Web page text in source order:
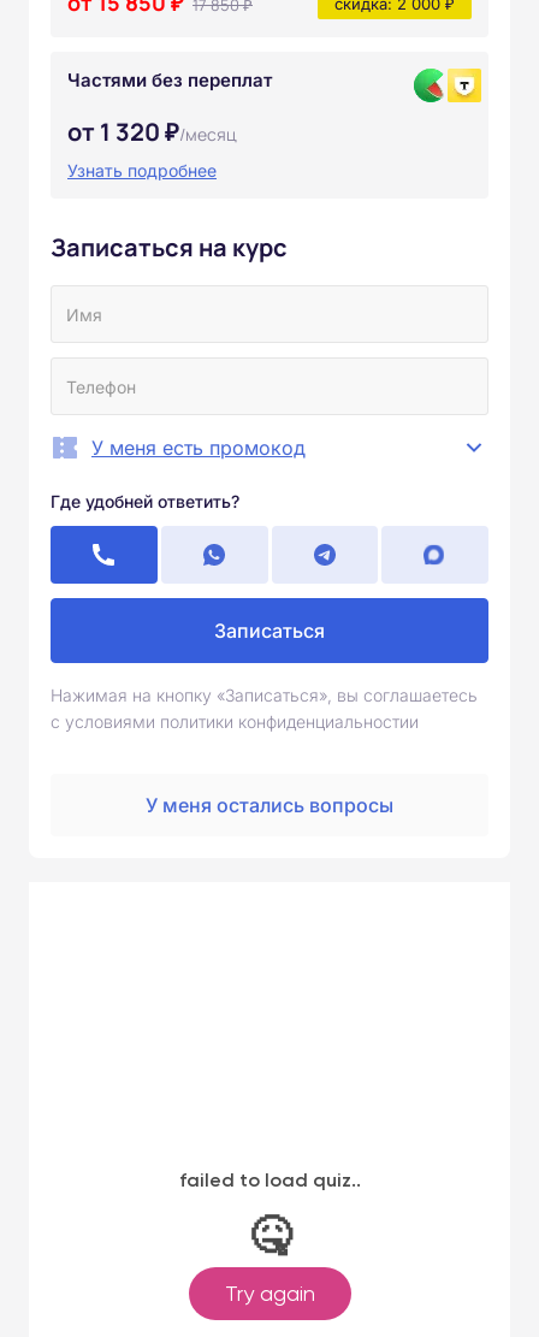
17 850 ₽
Частями без переплат
от 1 320 ₽/месяц
Узнать подробнее
Записаться на курс
У меня есть промокод
Где удобней ответить?
Записаться
Нажимая на кнопку «Записаться», вы соглашаетесь
с условиями политики конфиденциальностии
У меня остались вопросы